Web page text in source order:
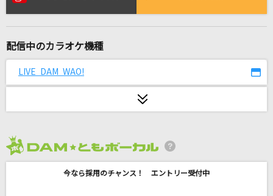
A LETTER
ラピスラズリ
槇原敬之(Makihara)
配信中のカラオケ機種
LIVE DAM WAO!
今なら採用のチャンス！ エントリー受付中